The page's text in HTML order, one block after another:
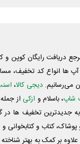
دریافت رایگان کوپن
ها انواع کد تخفیف،
می‌رسانیم. دیجی کالا،
شاپ، باسلام و ازکی از
جدیدترین تخفیف ها در
کتاب و کتابخوانی
علاوه بر کمک به بهتر